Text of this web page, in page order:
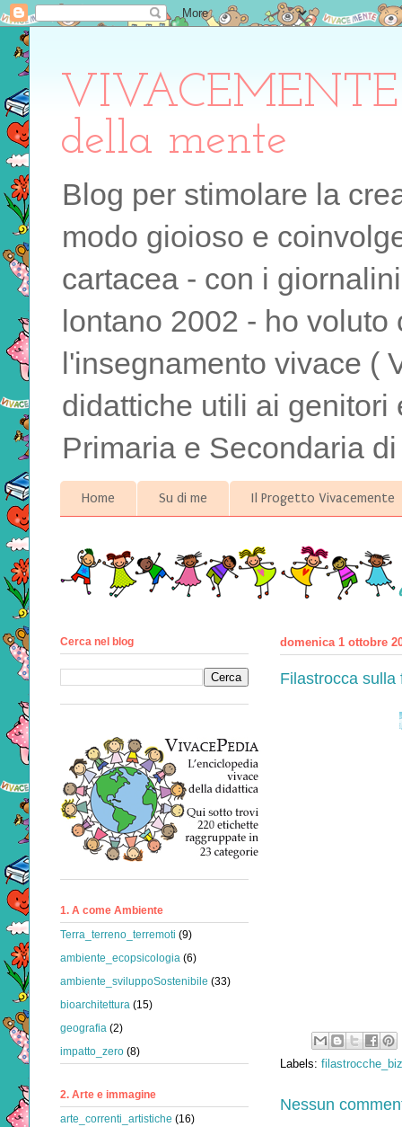
della mente
Blog per stimolare la
modo gioioso e
cartacea - con i
lontano 2002 - ho
l'insegnamento vivace (
didattiche utili ai
Primaria e Secondaria
Home Su di me Il Progetto Vivacemente
domenica 1 ottobre
Filastrocca sulla
Labels:
Nessun
Cerca nel blog
1. A come Ambiente
Terra_terreno_terremoti (9)
ambiente_ecopsicologia (6)
ambiente_sviluppoSostenibile (33)
bioarchitettura (15)
geografia (2)
impatto_zero (8)
2. Arte e immagine
arte_correnti_artistiche (16)